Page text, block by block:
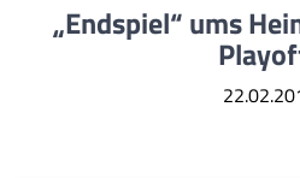
„Endspiel“ ums